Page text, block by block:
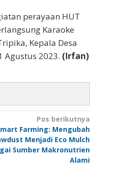
perayaan HUT
Karaoke
Kepala Desa
Agustus 2023. (Irfan)
Pos berikutnya
Farming: Mengubah
Menjadi Eco Mulch
Sumber Makronutrien
Alami